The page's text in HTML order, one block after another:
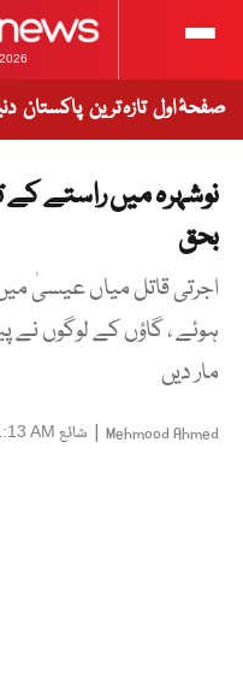
صفحۂ اول تازہ ترین پاکستان
بحق
مار دیں
Mehmood Ahmed
| شائع AM